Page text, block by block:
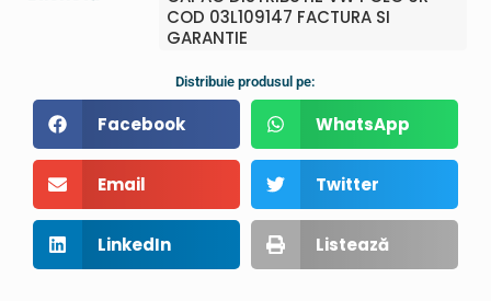
COD 03L109147 FACTURA SI
GARANTIE
Distribuie produsul pe:
Facebook WhatsApp
Email Twitter
LinkedIn Listează